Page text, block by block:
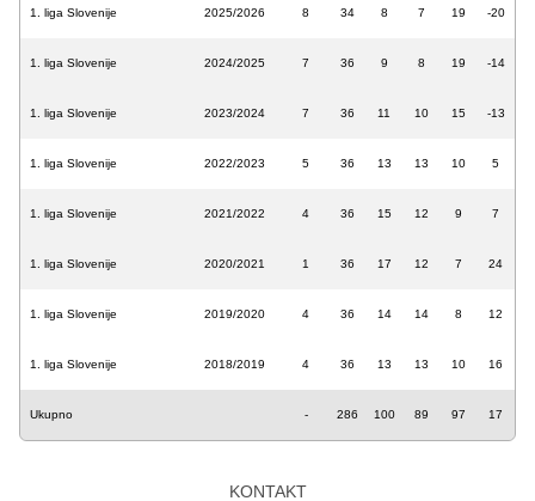
1. liga Slovenije 2025/2026 8 34 8 7 19 -20
1. liga Slovenije 2024/2025 7 36 9 8 19 -14
1. liga Slovenije 2023/2024 7 36 11 10 15 -13
1. liga Slovenije 2022/2023 5 36 13 13 10 5
1. liga Slovenije 2021/2022 4 36 15 12 9 7
1. liga Slovenije 2020/2021 1 36 17 12 7 24
1. liga Slovenije 2019/2020 4 36 14 14 8 12
1. liga Slovenije 2018/2019 4 36 13 13 10 16
Ukupno - 286 100 89 97 17
KONTAKT